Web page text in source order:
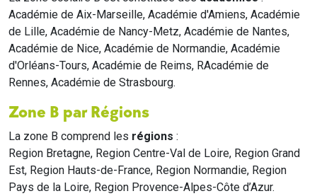
Académie de Aix-Marseille, Académie d'Amiens, Académie
de Lille, Académie de Nancy-Metz, Académie de Nantes,
Académie de Nice, Académie de Normandie, Académie
d'Orléans-Tours, Académie de Reims, RAcadémie de
Rennes, Académie de Strasbourg.
Zone B par Régions
La zone B comprend les régions :
Region Bretagne, Region Centre-Val de Loire, Region Grand
Est, Region Hauts-de-France, Region Normandie, Region
Pays de la Loire, Region Provence-Alpes-Côte d’Azur.